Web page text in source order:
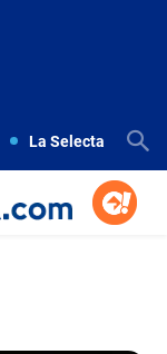
La Selecta